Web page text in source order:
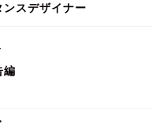
ンスデザイナー
編